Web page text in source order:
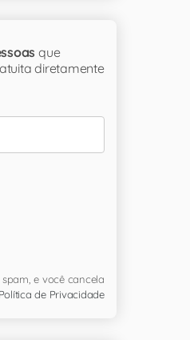
que
diretamente
spam, e você cancela
Política de Privacidade